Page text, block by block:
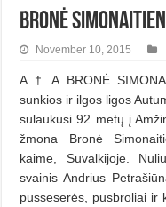
BRONĖ
November 10, 2015
A † A BRONĖ
sunkios ir ilgos ligos
sulaukusi 92 metų į
žmona Bronė
kaime, Suvalkijoje.
svainis Andrius
pusseserės, pusbroliai ir